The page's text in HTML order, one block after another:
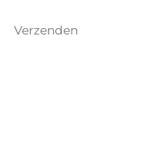
Verzenden